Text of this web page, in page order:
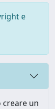
e
creare un